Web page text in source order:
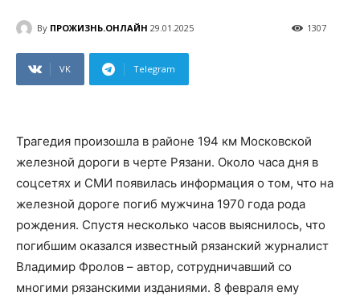
By ПРОЖИЗНЬ.ОНЛАЙН 29.01.2025 1307
VK Telegram
Трагедия произошла в районе 194 км Московской
железной дороги в черте Рязани. Около часа дня в
соцсетях и СМИ появилась информация о том, что на
железной дороге погиб мужчина 1970 года рода
рождения. Спустя несколько часов выяснилось, что
погибшим оказался известный рязанский журналист
Владимир Фролов – автор, сотрудничавший со
многими рязанскими изданиями. 8 февраля ему